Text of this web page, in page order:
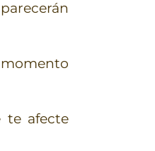
momento
te afecte